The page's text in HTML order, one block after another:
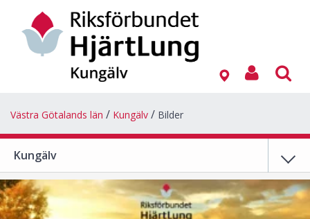
Västra Götalands län Kungälv Bilder
Kungälv